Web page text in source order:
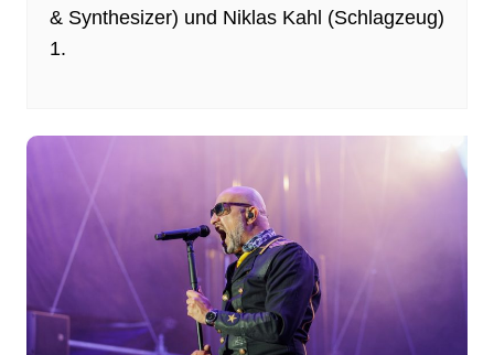
& Synthesizer) und Niklas Kahl (Schlagzeug)
1.